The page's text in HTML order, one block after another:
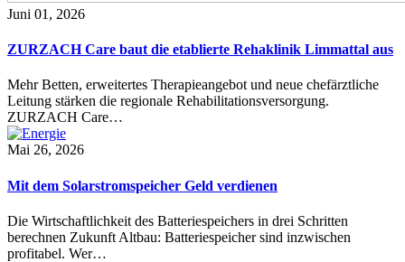
Juni 01, 2026
ZURZACH Care baut die etablierte Rehaklinik Limmattal aus
Mehr Betten, erweitertes Therapieangebot und neue chefärztliche
Leitung stärken die regionale Rehabilitationsversorgung.
ZURZACH Care…
Mai 26, 2026
Mit dem Solarstromspeicher Geld verdienen
Die Wirtschaftlichkeit des Batteriespeichers in drei Schritten
berechnen Zukunft Altbau: Batteriespeicher sind inzwischen
profitabel. Wer…